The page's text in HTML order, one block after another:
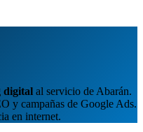
digital al servicio de Abarán.
y campañas de Google Ads.
en internet.